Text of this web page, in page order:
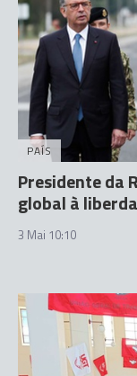
PAÍS
Presidente da
global à
3 Mai 10:10